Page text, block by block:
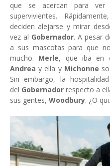
que se acercan para
supervivientes.
deciden alejarse y mirar
vez al Gobernador. A pesar
a sus mascotas para que
mucho. Merle, que iba en
Andrea y ella y Michonne
Sin embargo, la
del Gobernador respecto a
sus gentes, Woodbury. ¿O